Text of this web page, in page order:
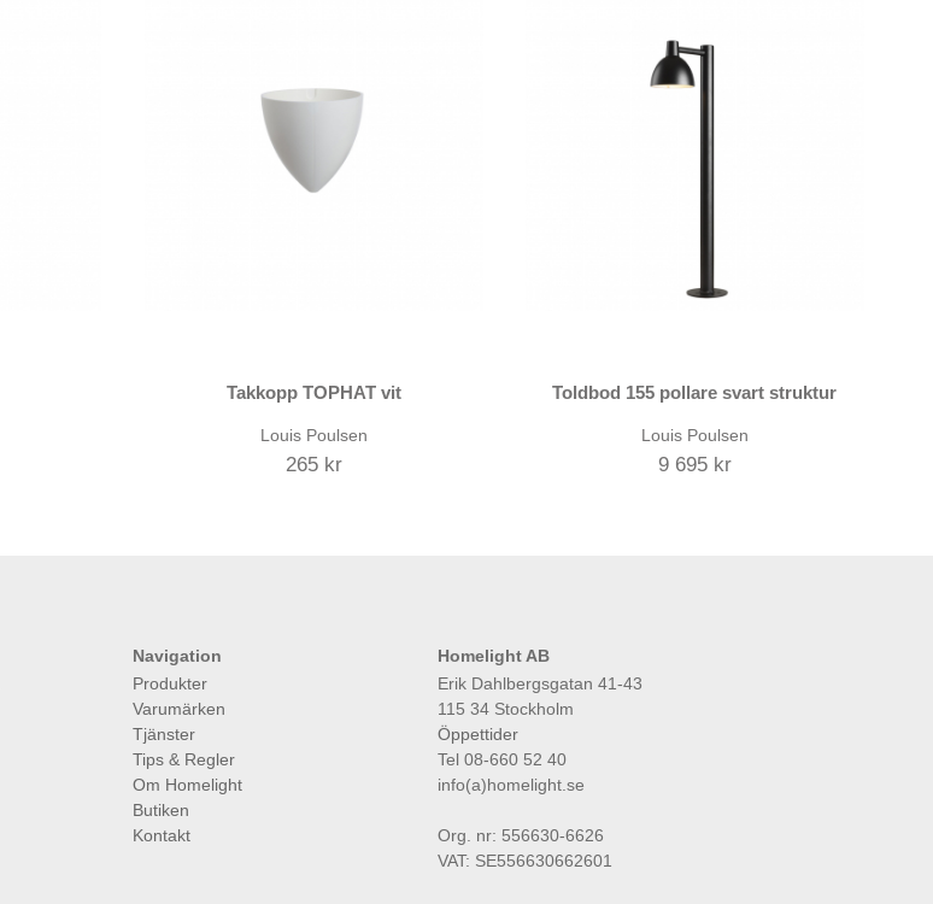
Takkopp TOPHAT vit
Louis Poulsen
265 kr
Toldbod 155 pollare svart struktur
Louis Poulsen
9 695 kr
Navigation
Produkter
Varumärken
Tjänster
Tips & Regler
Om Homelight
Butiken
Kontakt
Homelight AB
Erik Dahlbergsgatan 41-43
115 34 Stockholm
Öppettider
Tel 08-660 52 40
info(a)homelight.se
Org. nr: 556630-6626
VAT: SE556630662601